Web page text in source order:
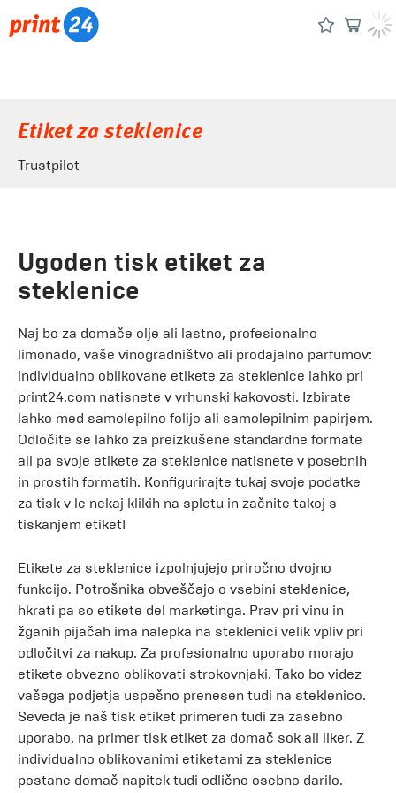
Etiket za steklenice
Trustpilot
Ugoden tisk etiket za
steklenice
Naj bo za domače olje ali lastno, profesionalno
limonado, vaše vinogradništvo ali prodajalno parfumov:
individualno oblikovane etikete za steklenice lahko pri
print24.com natisnete v vrhunski kakovosti. Izbirate
lahko med samolepilno folijo ali samolepilnim papirjem.
Odločite se lahko za preizkušene standardne formate
ali pa svoje etikete za steklenice natisnete v posebnih
in prostih formatih. Konfigurirajte tukaj svoje podatke
za tisk v le nekaj klikih na spletu in začnite takoj s
tiskanjem etiket!
Etikete za steklenice izpolnjujejo priročno dvojno
funkcijo. Potrošnika obveščajo o vsebini steklenice,
hkrati pa so etikete del marketinga. Prav pri vinu in
žganih pijačah ima nalepka na steklenici velik vpliv pri
odločitvi za nakup. Za profesionalno uporabo morajo
etikete obvezno oblikovati strokovnjaki. Tako bo videz
vašega podjetja uspešno prenesen tudi na steklenico.
Seveda je naš tisk etiket primeren tudi za zasebno
uporabo, na primer tisk etiket za domač sok ali liker. Z
individualno oblikovanimi etiketami za steklenice
postane domač napitek tudi odlično osebno darilo.